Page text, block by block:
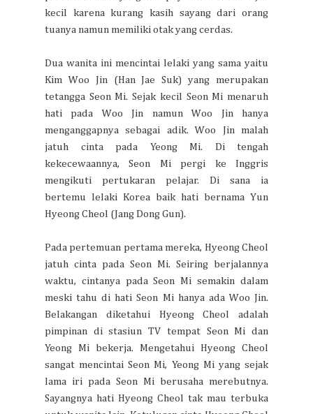
kecil karena kurang kasih sayang dari orang
tuanya namun memiliki otak yang cerdas.
Dua wanita ini mencintai lelaki yang sama yaitu
Kim Woo Jin (Han Jae Suk) yang merupakan
tetangga Seon Mi. Sejak kecil Seon Mi menaruh
hati pada Woo Jin namun Woo Jin hanya
menganggapnya sebagai adik. Woo Jin malah
jatuh cinta pada Yeong Mi. Di tengah
kekecewaannya, Seon Mi pergi ke Inggris
mengikuti pertukaran pelajar. Di sana ia
bertemu lelaki Korea baik hati bernama Yun
Hyeong Cheol (Jang Dong Gun).
Pada pertemuan pertama mereka, Hyeong Cheol
jatuh cinta pada Seon Mi. Seiring berjalannya
waktu, cintanya pada Seon Mi semakin dalam
meski tahu di hati Seon Mi hanya ada Woo Jin.
Belakangan diketahui Hyeong Cheol adalah
pimpinan di stasiun TV tempat Seon Mi dan
Yeong Mi bekerja. Mengetahui Hyeong Cheol
sangat mencintai Seon Mi, Yeong Mi yang sejak
lama iri pada Seon Mi berusaha merebutnya.
Sayangnya hati Hyeong Cheol tak mau terbuka